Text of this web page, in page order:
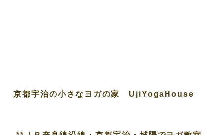
京都宇治の小さなヨガの家 UjiYogaHouse